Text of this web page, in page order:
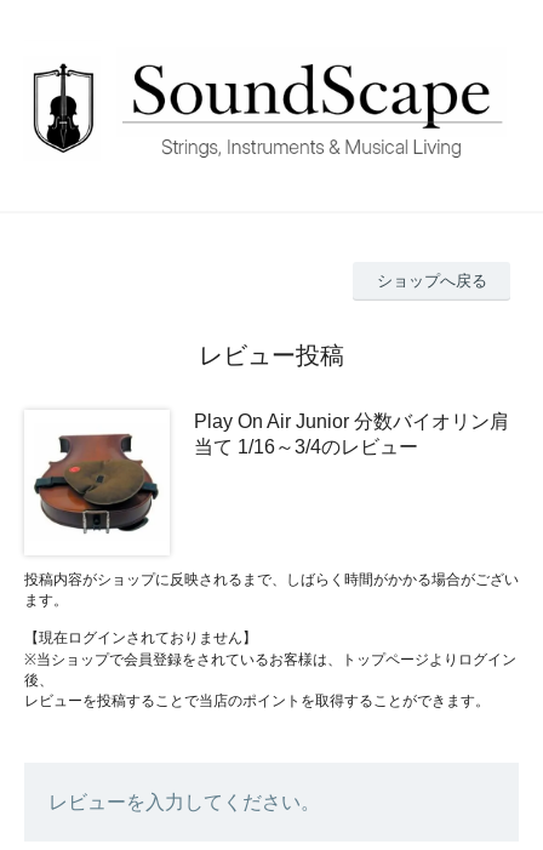
ショップへ戻る
レビュー投稿
Play On Air Junior 分数バイオリン肩
当て 1/16～3/4のレビュー
投稿内容がショップに反映されるまで、しばらく時間がかかる場合がござい
ます。
【現在ログインされておりません】
※当ショップで会員登録をされているお客様は、トップページよりログイン
後、
レビューを投稿することで当店のポイントを取得することができます。
レビューを入力してください。